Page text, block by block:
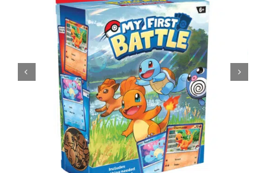
Greidatut kortit
Irtokortit
Rip & Ship
Greidauspalvelu